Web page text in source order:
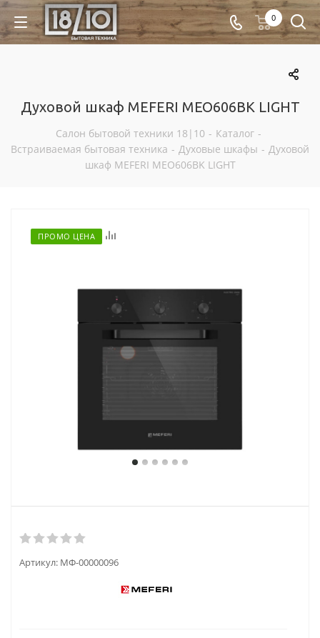
0
Духовой шкаф MEFERI MEO606BK LIGHT
Салон бытовой техники 18|10 - Каталог -
Встраиваемая бытовая техника - Духовые шкафы - Духовой
шкаф MEFERI MEO606BK LIGHT
ПРОМО ЦЕНА
Отложить
Артикул: МФ-00000096